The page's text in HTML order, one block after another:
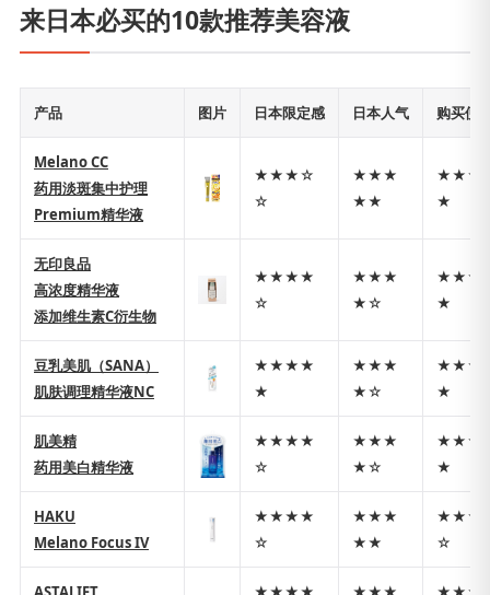
来日本必买的10款推荐美容液
产品 图片 日本限定感 日本人气 购买便
Melano CC
药用淡斑集中护理
Premium精华液
★★★☆
☆
★★★
★★
★
无印良品
高浓度精华液
添加维生素C衍生物
★★★★
☆
★★★
★☆
★
豆乳美肌（SANA）
肌肤调理精华液NC
★★★★
★
★★★
★☆
★
肌美精
药用美白精华液
★★★★
☆
★★★
★☆
★
HAKU
Melano Focus IV
★★★★
☆
★★★
★★
☆